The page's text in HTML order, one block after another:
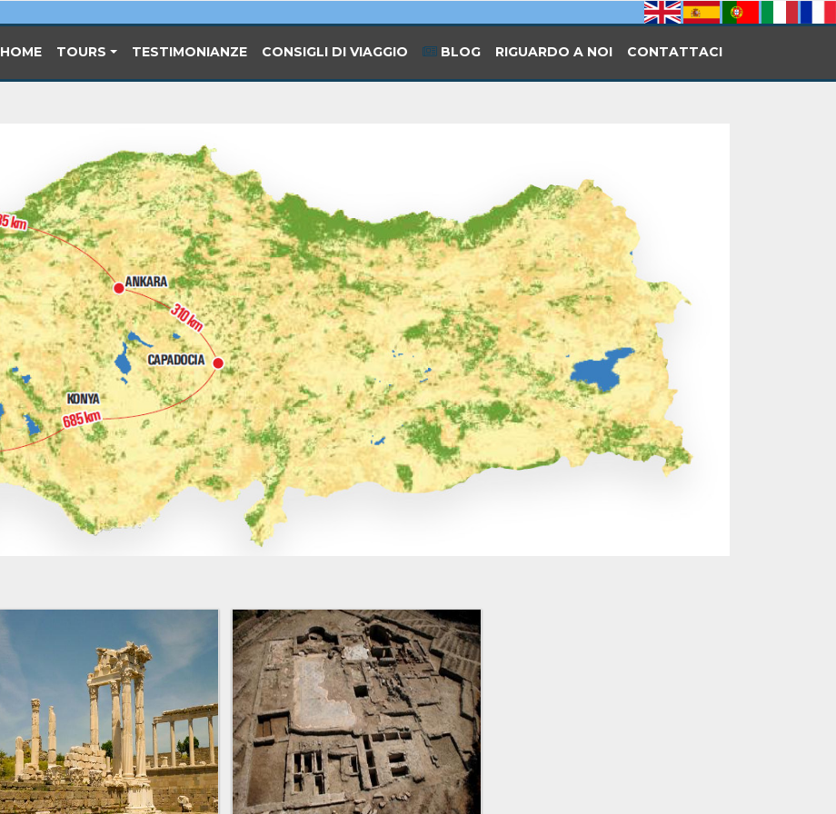
HOME(CURRENT)
TOURS TESTIMONIANZE CONSIGLI DI VIAGGIO BLOG RIGUARDO A NOI CONTATTACI